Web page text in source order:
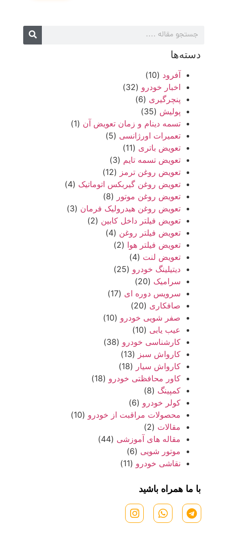
دسته‌ها
آفرود (10)
اخبار خودرو (32)
پنچرگیری (6)
پولیش (35)
تسمه دینام و زمان تعویض آن (1)
تعمیرات اورژانسی (5)
تعویض باتری (11)
تعویض تسمه تایم (3)
تعویض روغن ترمز (12)
تعویض روغن گیربکس اتوماتیک (4)
تعویض روغن موتور (8)
تعویض روغن هیدرولیک فرمان (3)
تعویض فیلتر داخل کابین (2)
تعویض فیلتر روغن (4)
تعویض فیلتر هوا (2)
تعویض لنت (4)
دیتیلینگ خودرو (25)
سرامیک (20)
سرویس دوره ای (17)
صافکاری (20)
صفر شویی خودرو (10)
عیب یابی (10)
کارشناسی خودرو (38)
کارواش سبز (13)
کارواش سیار (18)
کاور محافظتی خودرو (18)
کمپینگ (8)
کولر خودرو (6)
محصولات مراقبت از خودرو (10)
مقالات (2)
مقاله های آموزشی (44)
موتور شویی (6)
نقاشی خودرو (11)
با ما همراه باشید